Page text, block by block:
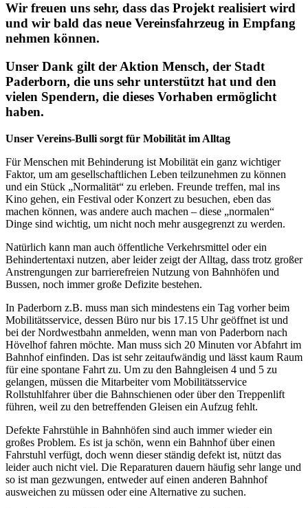
Wir freuen uns sehr, dass das Projekt realisiert wird
und wir bald das neue Vereinsfahrzeug in Empfang
nehmen können.
Unser Dank gilt der Aktion Mensch, der Stadt
Paderborn, die uns sehr unterstützt hat und den
vielen Spendern, die dieses Vorhaben ermöglicht
haben.
Unser Vereins-Bulli sorgt für Mobilität im Alltag
Für Menschen mit Behinderung ist Mobilität ein ganz wichtiger
Faktor, um am gesellschaftlichen Leben teilzunehmen zu können
und ein Stück „Normalität“ zu erleben. Freunde treffen, mal ins
Kino gehen, ein Festival oder Konzert zu besuchen, eben das
machen können, was andere auch machen – diese „normalen“
Dinge sind wichtig, um nicht noch mehr ausgegrenzt zu werden.
Natürlich kann man auch öffentliche Verkehrsmittel oder ein
Behindertentaxi nutzen, aber leider zeigt der Alltag, dass trotz großer
Anstrengungen zur barrierefreien Nutzung von Bahnhöfen und
Bussen, noch immer große Defizite bestehen.
In Paderborn z.B. muss man sich mindestens ein Tag vorher beim
Mobilitätsservice, dessen Büro nur bis 17.15 Uhr geöffnet ist und
bei der Nordwestbahn anmelden, wenn man von Paderborn nach
Hövelhof fahren möchte. Man muss sich 20 Minuten vor Abfahrt im
Bahnhof einfinden. Das ist sehr zeitaufwändig und lässt kaum Raum
für eine spontane Fahrt zu. Um zu den Bahngleisen 4 und 5 zu
gelangen, müssen die Mitarbeiter vom Mobilitätsservice
Rollstuhlfahrer über die Bahnschienen oder über den Treppenlift
führen, weil zu den betreffenden Gleisen ein Aufzug fehlt.
Defekte Fahrstühle in Bahnhöfen sind auch immer wieder ein
großes Problem. Es ist ja schön, wenn ein Bahnhof über einen
Fahrstuhl verfügt, doch wenn dieser ständig defekt ist, nützt das
leider auch nicht viel. Die Reparaturen dauern häufig sehr lange und
so ist man gezwungen, entweder auf einen anderen Bahnhof
ausweichen zu müssen oder eine Alternative zu suchen.